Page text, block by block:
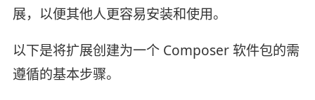
展，以便其他人更容易安装和使用。
以下是将扩展创建为一个 Composer 软件包的需
遵循的基本步骤。